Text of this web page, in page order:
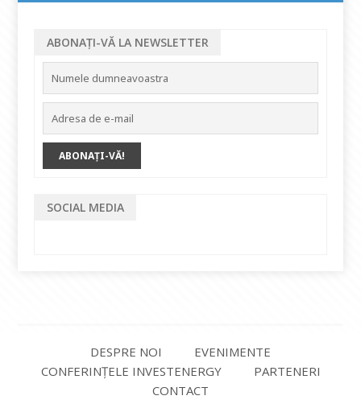
ABONAȚI-VĂ LA NEWSLETTER
SOCIAL MEDIA
DESPRE NOI
EVENIMENTE
CONFERINȚELE INVESTENERGY
PARTENERI
CONTACT